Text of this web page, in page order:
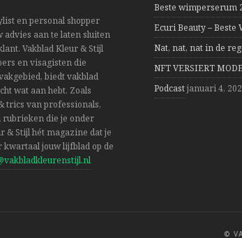
en personal shopper
advies aan te laten sluiten
Vakblad Kleur & Stijl
en visagisten die
biedt vakblad
wat aan hebt. Zoals
trics van professionals,
die je onder
& Stijl hét magazine dat je
jouw lijfblad op de
Beste wimperserum
Ecuri Beauty –
Nat, nat, nat in de
NFT VERSIERT
Podcastjanuari 4,
©